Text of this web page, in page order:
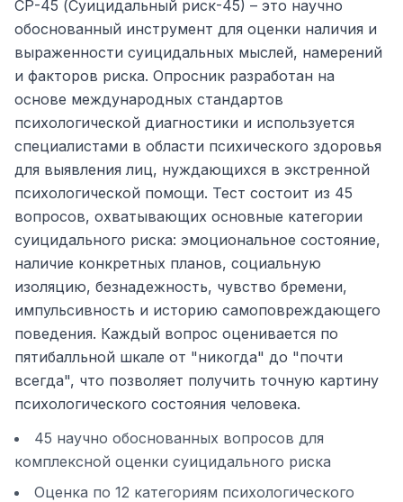
СР-45 (Суицидальный риск-45) – это научно
обоснованный инструмент для оценки наличия и
выраженности суицидальных мыслей, намерений
и факторов риска. Опросник разработан на
основе международных стандартов
психологической диагностики и используется
специалистами в области психического здоровья
для выявления лиц, нуждающихся в экстренной
психологической помощи. Тест состоит из 45
вопросов, охватывающих основные категории
суицидального риска: эмоциональное состояние,
наличие конкретных планов, социальную
изоляцию, безнадежность, чувство бремени,
импульсивность и историю самоповреждающего
поведения. Каждый вопрос оценивается по
пятибалльной шкале от "никогда" до "почти
всегда", что позволяет получить точную картину
психологического состояния человека.
45 научно обоснованных вопросов для
комплексной оценки суицидального риска
Оценка по 12 категориям психологического